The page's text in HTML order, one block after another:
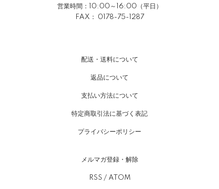
営業時間：10:00～16:00（平日）
FAX： 0178-75-1287
配送・送料について
返品について
支払い方法について
特定商取引法に基づく表記
プライバシーポリシー
メルマガ登録・解除
RSS / ATOM